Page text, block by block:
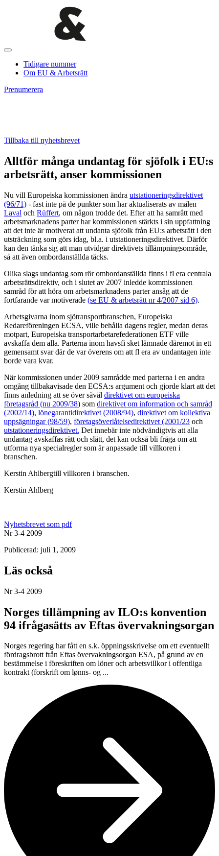
Tidigare nummer
Om EU & Arbetsrätt
Prenumerera
Tillbaka till nyhetsbrevet
Alltför många undantag för sjöfolk i EU:s
arbetsrätt, anser kommissionen
Nu vill Europeiska kommissionen ändra utstationeringsdirektivet
(96/71) - fast inte på de punkter som har aktualiserats av målen
Laval och Rüffert, om någon trodde det. Efter att ha samrått med
arbetsmarknadens parter har kommissionen stärkts i sin uppfattning
att det inte är motiverat att undanta sjöfolk från EU:s arbetsrätt i den
utsträckning som görs idag, bl.a. i utstationeringsdirektivet. Därför
kan den tänka sig att man utvidgar direktivets tillämpningsområde,
så att även ombordanställda täcks.
Olika slags undantag som rör ombordanställda finns i fl era centrala
arbetsrättsdirektiv, och i slutet av 2007 inledde kommissionen
samråd för att höra om arbetsmarknadens parter ansåg att de
fortfarande var motiverade (se EU & arbetsrätt nr 4/2007 sid 6).
Arbetsgivarna inom sjötransportbranschen, Europeiska
Redareföreningen ECSA, ville behålla dagens regler, medan deras
motpart, Europeiska transportarbetarefederationen ETF ville
avskaffa dem alla. Parterna inom havsfi sket lämnade däremot in ett
gemensamt svar där de var överens om att fl era av undantagen inte
borde vara kvar.
När kommissionen under 2009 samrådde med parterna i en andra
omgång tillbakavisade den ECSA:s argument och gjorde klart att det
finns anledning att se över såväl direktivet om europeiska
företagsråd (nu 2009/38) som direktivet om information och samråd
(2002/14), lönegarantidirektivet (2008/94), direktivet om kollektiva
uppsägningar (98/59), företagsöverlåtelsedirektivet (2001/23 och
utstationeringsdirektivet. Det innebär inte nödvändigtvis att alla
undantag avskaffas rätt och slätt, det kan också bli fråga om att
utforma nya specialregler som är anpassade till villkoren i
branschen.
Kerstin Ahlbergtill villkoren i branschen.
Kerstin Ahlberg
Nyhetsbrevet som pdf
Nr 3-4 2009
Publicerad: juli 1, 2009
Läs också
Nr 3-4 2009
Norges tillämpning av ILO:s konvention
94 ifrågasätts av Eftas övervakningsorgan
Norges regering har fått en s.k. öppningsskrivelse om ett eventuellt
fördragsbrott från Eftas övervakningsorgan ESA, på grund av en
bestämmelse i föreskriften om löner och arbetsvillkor i offentliga
kontrakt (forskrift om lønns- og ...